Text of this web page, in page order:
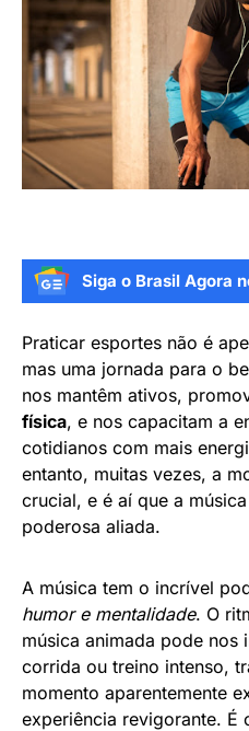
Siga o Brasil Agora
Praticar esportes não é
mas uma jornada para o
nos mantêm ativos,
física, e nos capacitam a
cotidianos com mais
entanto, muitas vezes, a
crucial, e é aí que a
poderosa aliada.
A música tem o incrível
humor e mentalidade. O
música animada pode nos
corrida ou treino intenso,
momento aparentemente
experiência revigorante. É